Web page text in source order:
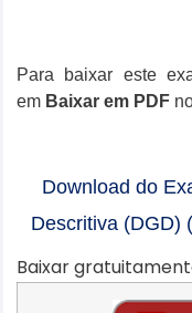
Para baixar este
em Baixar em PDF
Download do
Descritiva (DGD)
Baixar